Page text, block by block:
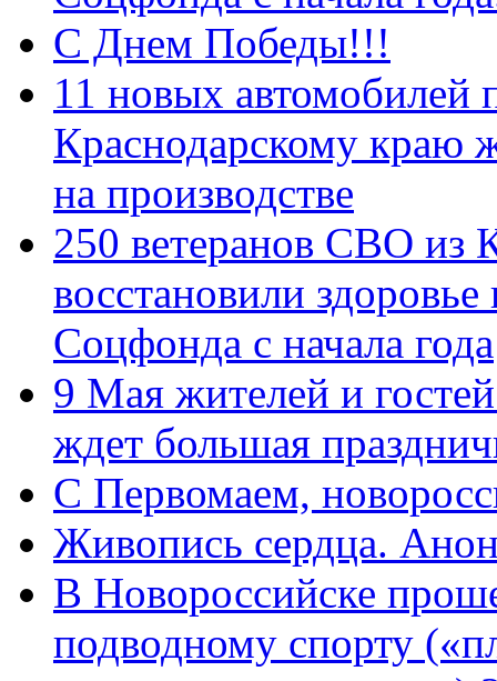
С Днем Победы!!!
11 новых автомобилей
Краснодарскому краю
на производстве
250 ветеранов СВО из
восстановили
Соцфонда с начала года
9 Мая жителей и
ждет большая
C Первомаем,
Живопись сердца.
В Новороссийске
подводному спорту